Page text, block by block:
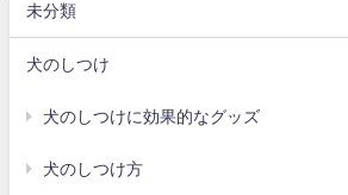
未分類
犬のしつけ
犬のしつけに効果的なグッズ
犬のしつけ方